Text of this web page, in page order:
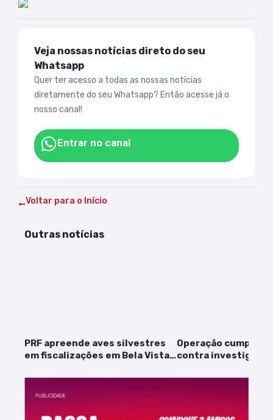
Veja nossas notícias direto do seu
Whatsapp
Quer ter acesso a todas as nossas notícias
diretamente do seu Whatsapp? Então acesse já o
nosso canal!
Entrar no canal
Voltar para o Início
Outras notícias
PRF apreende aves silvestres
em fiscalizações em Bela Vista
Operação cumpre
contra
menores de idade